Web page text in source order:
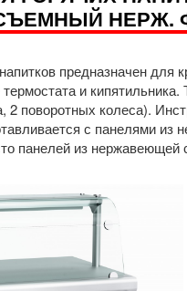
НЕРЖ.
предназначен для
термостата и
2 поворотных колеса).
с панелями
панелей из нержавеющей